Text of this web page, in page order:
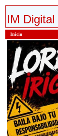
IM Digital
Inicio